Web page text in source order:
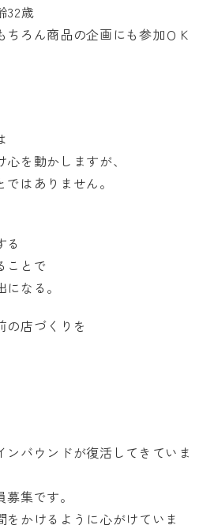
32歳
ちろん商品の企画にも参加ＯＫ
を動かしますが、
はありません。
る
ことで
なる。
の店づくりを
ンバウンドが復活してきていま
集です。
をかけるように心がけていま